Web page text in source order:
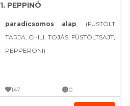
1. PEPPINÓ
paradicsomos alap, (FÜSTÖLT
TARJA, CHILI, TOJÁS, FÜSTÖLTSAJT,
PEPPERONI)
147 0